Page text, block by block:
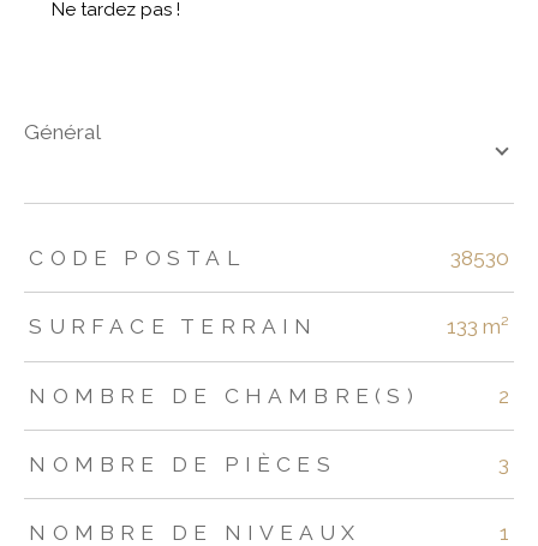
Ne tardez pas !
général
TRAD_ZEPHYR_Caracteristique TRAD_ZEPHYR_Valeurs
CODE POSTAL 38530
SURFACE TERRAIN 133 m²
NOMBRE DE CHAMBRE(S) 2
NOMBRE DE PIÈCES 3
NOMBRE DE NIVEAUX 1